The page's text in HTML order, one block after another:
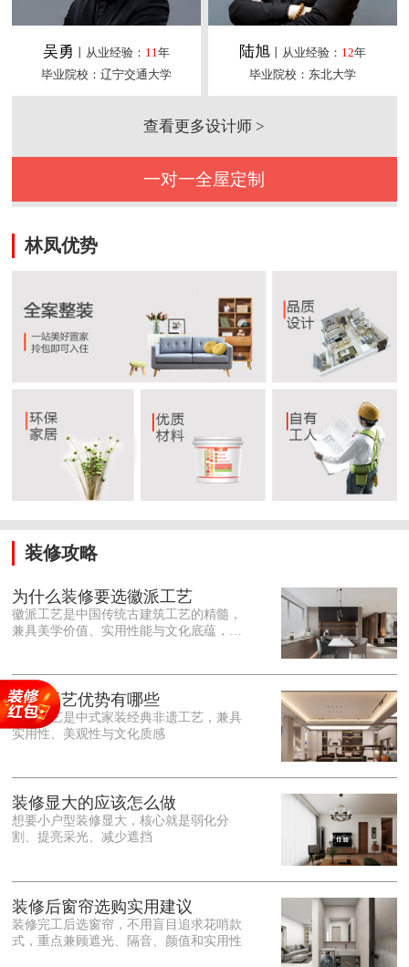
吴勇 丨从业经验： 11年
毕业院校：辽宁交通大学
陆旭丨从业经验： 12年
毕业院校：东北大学
查看更多设计师 >
一对一全屋定制
林凤优势
装修攻略
为什么装修要选徽派工艺
徽派工艺是中国传统古建筑工艺的精髓，
兼具美学价值、实用性能与文化底蕴，优
雕细琢的砖、木、石雕为特色，线条古朴
大气，意境悠远，自带东方中式雅致韵
味，耐看且不易过时。<o:p></o:p> 在工
艺品质上，徽派工艺遵循古法匠心工序，
保耐用，抗风化、耐腐蚀，使用
徽派工艺优势有哪些
徽派工艺是中式家装经典非遗工艺，兼具
实用性、美观性与文化质感
装修显大的应该怎么做
想要小户型装修显大，核心就是弱化分
割、提亮采光、减少遮挡
装修后窗帘选购实用建议
装修完工后选窗帘，不用盲目追求花哨款
式，重点兼顾遮光、隔音、颜值和实用性